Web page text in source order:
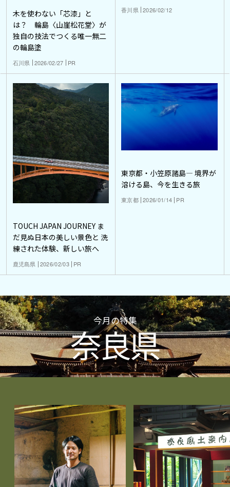
木を使わない「芯漆」と
は？ 輪島〈山崖松花堂〉が
独自の技法でつくる唯一無二
の輪島塗
石川県 2026/02/27 PR
香川県 2026/02/12
TOUCH JAPAN JOURNEY ま
だ見ぬ日本の美しい景色と 洗
練された体験、新しい旅へ
鹿児島県 2026/02/03 PR
東京都・小笠原諸島― 境界が
溶ける島、今を生きる旅
東京都 2026/01/14 PR
今月の特集
奈良県